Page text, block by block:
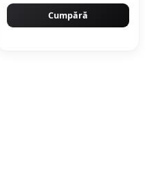
Start NEXT Generation,
Motoyama Japan
CMP1312
Cumpără